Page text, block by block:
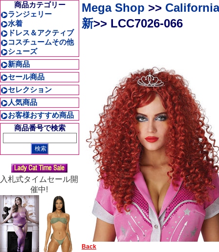
商品カテゴリー
ランジェリー
水着
ドレス＆アクティブ
コスチュームその他
シューズ
新商品
セール商品
セレクション
人気商品
お客様おすすめ商品
商品番号で検索
入札式タイムセール開
催中!
Mega Shop >>
新>> LCC7026-066
Back